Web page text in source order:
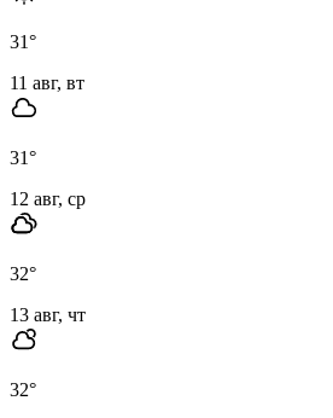
31°
11 авг, вт
31°
12 авг, ср
32°
13 авг, чт
32°